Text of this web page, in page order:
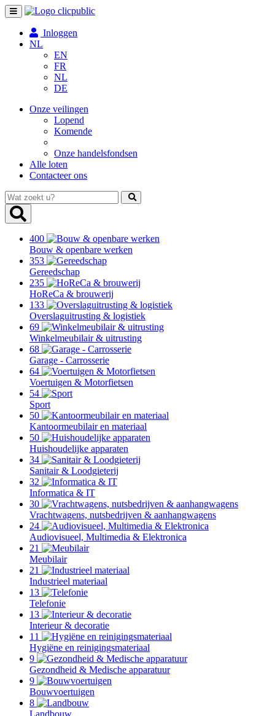
Toggle
navigation
Inloggen
NL
EN
FR
NL
DE
Onze veilingen
Lopend
Komende
Onze handelsfondsen
Alle loten
Contacteer ons
Wat
zoekt
u?
400
Bouw & openbare werken
353
Gereedschap
235
HoReCa & brouwerij
133
Overslaguitrusting & logistiek
69
Winkelmeubilair & uitrusting
68
Garage - Carrosserie
64
Voertuigen & Motorfietsen
54
Sport
50
Kantoormeubilair en materiaal
50
Huishoudelijke apparaten
34
Sanitair & Loodgieterij
32
Informatica & IT
30
Vrachtwagens, nutsbedrijven & aanhangwagens
24
Audiovisueel, Multimedia & Elektronica
21
Meubilair
21
Industrieel materiaal
13
Telefonie
13
Interieur & decoratie
11
Hygiëne en reinigingsmateriaal
9
Gezondheid & Medische apparatuur
9
Bouwvoertuigen
8
Landbouw